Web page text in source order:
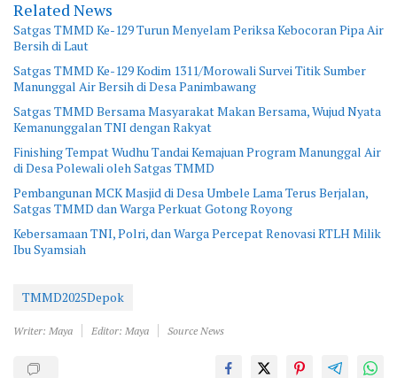
Related News
Satgas TMMD Ke-129 Turun Menyelam Periksa Kebocoran Pipa Air
Bersih di Laut
Satgas TMMD Ke-129 Kodim 1311/Morowali Survei Titik Sumber
Manunggal Air Bersih di Desa Panimbawang
Satgas TMMD Bersama Masyarakat Makan Bersama, Wujud Nyata
Kemanunggalan TNI dengan Rakyat
Finishing Tempat Wudhu Tandai Kemajuan Program Manunggal Air
di Desa Polewali oleh Satgas TMMD
Pembangunan MCK Masjid di Desa Umbele Lama Terus Berjalan,
Satgas TMMD dan Warga Perkuat Gotong Royong
Kebersamaan TNI, Polri, dan Warga Percepat Renovasi RTLH Milik
Ibu Syamsiah
TMMD2025Depok
Writer: Maya Editor: Maya Source News